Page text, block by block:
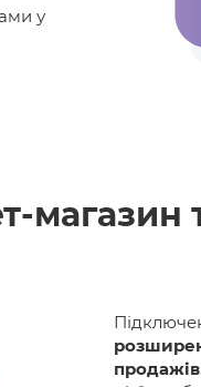
у
магазин
продажів